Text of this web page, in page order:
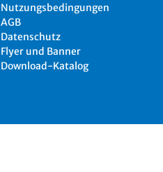
Nutzungsbedingungen
AGB
Datenschutz
Flyer und Banner
Download-Katalog